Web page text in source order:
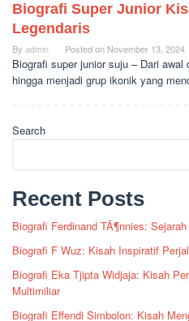
Biografi Super Junior
Legendaris
By admin Posted on November 13, 2024
Biografi super junior suju – Dari
hingga menjadi grup ikonik yang
Search
Recent Posts
Biografi Ferdinand TÃ¶nnies:
Biografi F Wuz: Kisah Inspiratif
Biografi Eka Tjipta Widjaja: Kisah
Multimiliar
Biografi Effendi Simbolon: Kisah